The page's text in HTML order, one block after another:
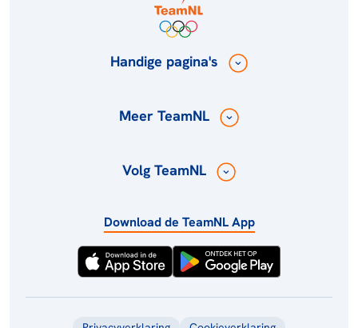
Handige pagina's
Meer TeamNL
Volg TeamNL
Download de TeamNL App